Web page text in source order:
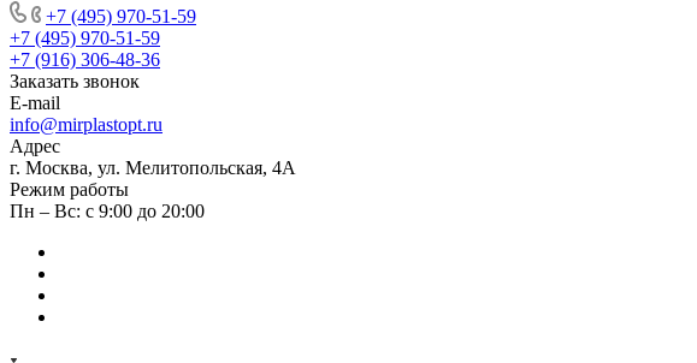
+7 (495) 970-51-59
+7 (495) 970-51-59
+7 (916) 306-48-36
Заказать звонок
E-mail
info@mirplastopt.ru
Адрес
г. Москва, ул. Мелитопольская, 4А
Режим работы
Пн – Вс: с 9:00 до 20:00